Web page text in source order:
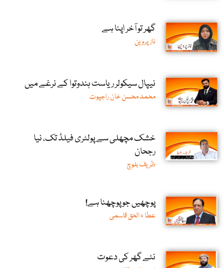
گھر تو آخر اپنا ہے
ناز پروین
نیپال سیکولر ریاست ہندوتوا کے نرغے میں
محمد محسن خان راجپوت
خشک مچھلی سے پولٹری فیلڈ تک، نیا
رجحان
ظریف بلوچ
پوچھیں جو پوچھنا ہے!
عطا ء الحق قاسمی
نئے گھر کی دعوت